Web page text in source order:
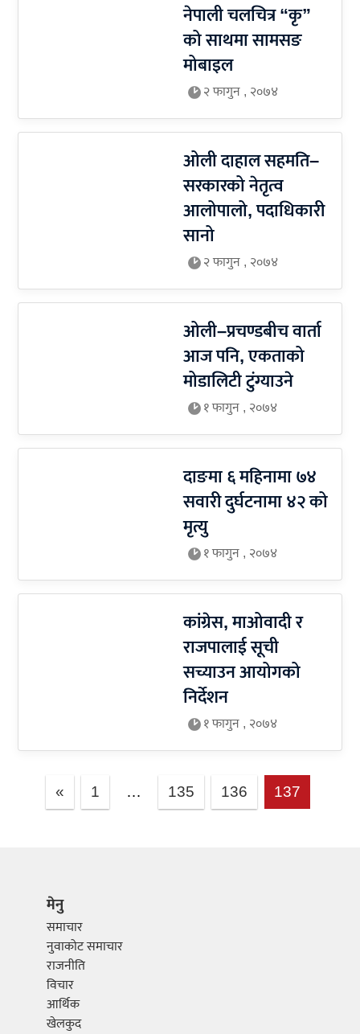
नेपाली चलचित्र “कृ”
को साथमा सामसङ
मोबाइल
२ फागुन , २०७४
ओली दाहाल सहमति–
सरकारको नेतृत्व
आलोपालो, पदाधिकारी
सानो
२ फागुन , २०७४
ओली–प्रचण्डबीच वार्ता
आज पनि, एकताको
मोडालिटी टुंग्याउने
१ फागुन , २०७४
दाङमा ६ महिनामा ७४
सवारी दुर्घटनामा ४२ को
मृत्यु
१ फागुन , २०७४
कांग्रेस, माओवादी र
राजपालाई सूची
सच्याउन आयोगको
निर्देशन
१ फागुन , २०७४
« 1 … 135 136 137
मेनु
समाचार
नुवाकोट समाचार
राजनीति
विचार
आर्थिक
खेलकुद